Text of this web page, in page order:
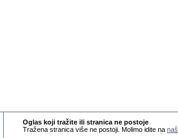
Oglas koji tražite ili stranica ne postoje
Tražena stranica više ne postoji. Molimo idite na